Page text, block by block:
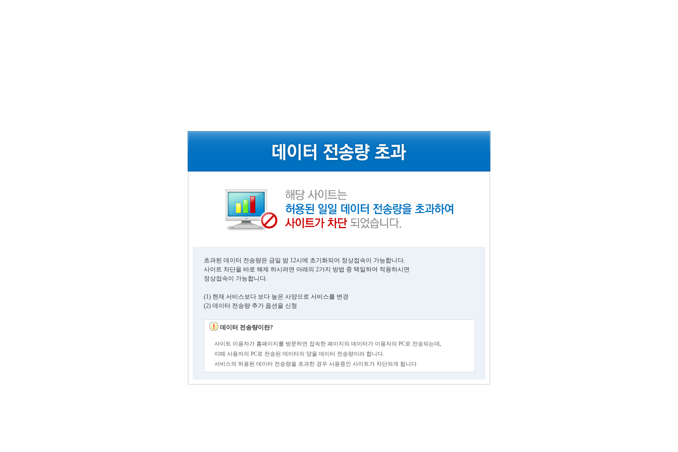
초과된 데이터 전송량은 금일 밤 12시에 초기화되어 정상접속이 가능합니다.
사이트 차단을 바로 해제 하시려면 아래의 2가지 방법 중 택일하여 적용하시면
정상접속이 가능합니다.
(1) 현재 서비스보다 보다 높은 사양으로 서비스를 변경
(2) 데이터 전송량 추가 옵션을 신청
데이터 전송량이란?
사이트 이용자가 홈페이지를 방문하면 접속한 페이지의 데이터가 이용자의 PC로 전송되는데,
이때 사용자의 PC로 전송된 데이터의 양을 데이터 전송량이라 합니다.
서비스의 허용된 데이터 전송량을 초과한 경우 사용중인 사이트가 차단되게 됩니다